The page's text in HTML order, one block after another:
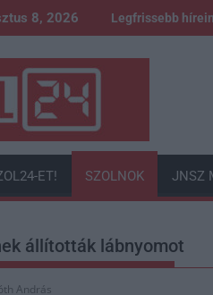
8, 2026 Legfrissebb
ET! SZOLNOK JNSZ
állították lábnyomot
András